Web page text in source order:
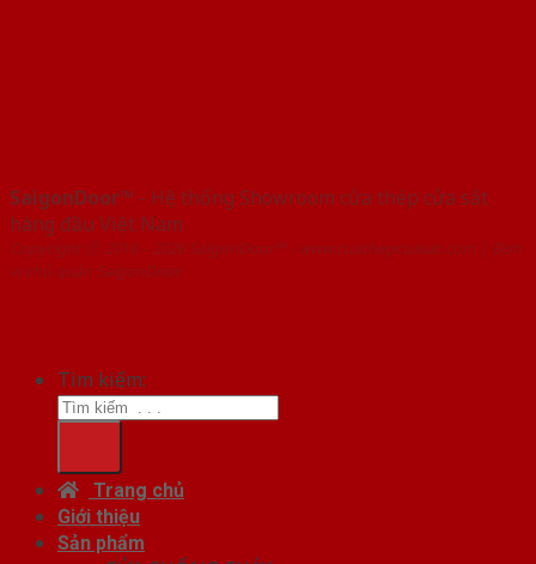
SaigonDoor™ - Hệ thống Showroom cửa thép cửa sắt
hàng đầu Việt Nam
Copyright ⓒ 2016 – 2026 SaigonDoor™ - www.cuathepcuasat.com | Đơn
vị chủ quản SaigonDoor
Tìm kiếm:
Trang chủ
Giới thiệu
Sản phẩm